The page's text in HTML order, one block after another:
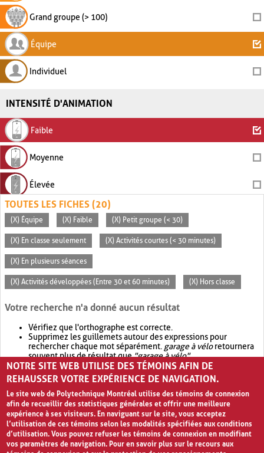
Grand groupe (> 100)
Équipe
Individuel
INTENSITÉ D'ANIMATION
Faible
Moyenne
Élevée
TOUTES LES FICHES (20)
(X) Équipe (X) Faible (X) Petit groupe (< 30)
(X) En classe seulement (X) Activités courtes (< 30 minutes)
(X) En plusieurs séances
(X) Activités développées (Entre 30 et 60 minutes) (X) Hors classe
Votre recherche n'a donné aucun résultat
Vérifiez que l'orthographe est correcte.
Supprimez les guillemets autour des expressions pour
rechercher chaque mot séparément. garage à véloretournera
souvent plus de résultat que"garage à vélo".
Envisagez d'élargir votre recherche avec OR.garage OR vélo
retournera souvent plus de résultat quegarage à vélo
NOTRE SITE WEB UTILISE DES TÉMOINS AFIN DE
REHAUSSER VOTRE EXPÉRIENCE DE NAVIGATION.
Le site web de Polytechnique Montréal utilise des témoins de connexion
afin de recueillir des statistiques générales et offrir une meilleure
expérience à ses visiteurs. En naviguant sur le site, vous acceptez
l’utilisation de ces témoins selon les modalités spécifiées aux conditions
d’utilisation. Vous pouvez refuser les témoins de connexion en modifiant
vos paramètres de navigation. Pour en savoir plus sur le recours aux